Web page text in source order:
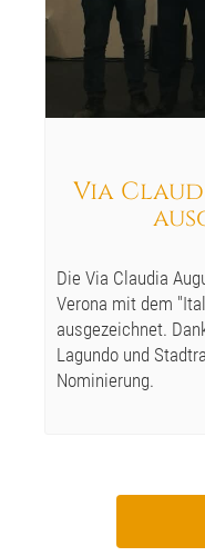
Via
Die Via Claudia
Verona mit dem
ausgezeichnet.
Lagundo und
Nominierung.